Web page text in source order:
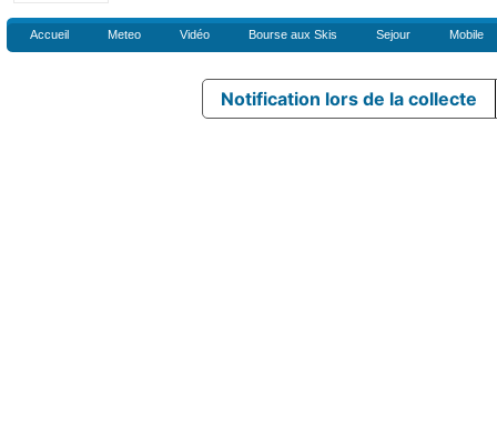
Accueil Meteo Vidéo Bourse aux Skis Sejour Mobile
Notification lors de la collecte